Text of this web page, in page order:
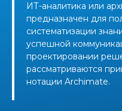
ИТ-аналитика или
предназначен для
систематизации
успешной
проектировании
рассматриваются
нотации Archimate.